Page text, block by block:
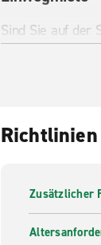
Sind Sie auf der
Strecke? Mit
Abholtermin
Zusätzlicher